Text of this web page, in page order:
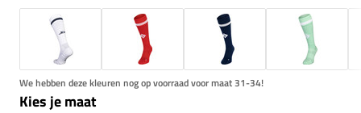
We hebben deze kleuren nog op voorraad voor maat 31-34!
Kies je maat